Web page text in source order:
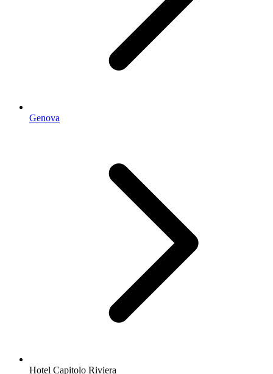
Genova
Hotel Capitolo Riviera